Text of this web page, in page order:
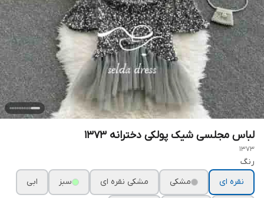
لباس مجلسی شیک پولکی دخترانه ۱۳۷۳
1373
رنگ
نقره ای
مشکی مشکی نقره ای سبز ابی